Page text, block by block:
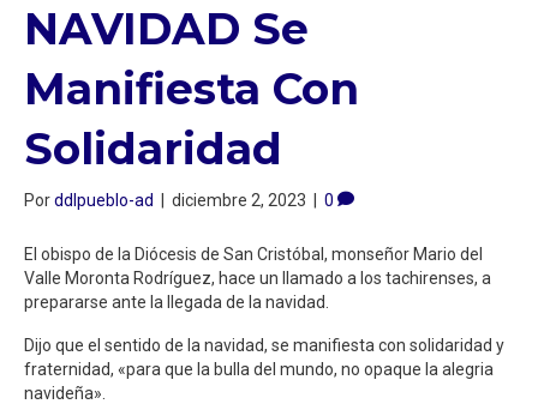
NAVIDAD Se
Manifiesta Con
Solidaridad
Porddlpueblo-ad | diciembre 2, 2023 | 0
El obispo de la Diócesis de San Cristóbal, monseñor Mario del
Valle Moronta Rodríguez, hace un llamado a los tachirenses, a
prepararse ante la llegada de la navidad.
Dijo que el sentido de la navidad, se manifiesta con solidaridad y
fraternidad, «para que la bulla del mundo, no opaque la alegria
navideña».